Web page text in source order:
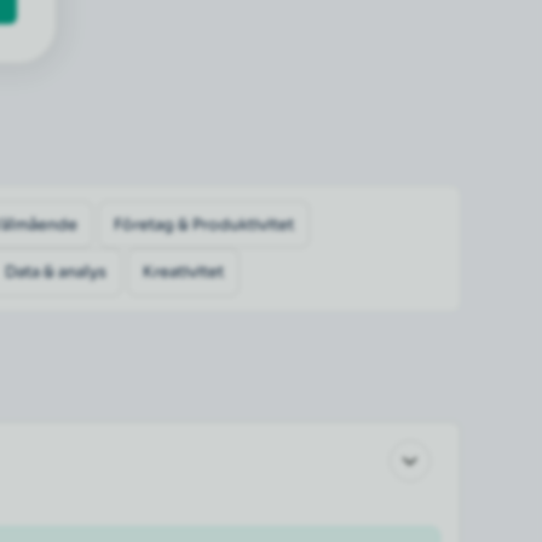
Företag & Produktivitet
Data & analys Kreativitet